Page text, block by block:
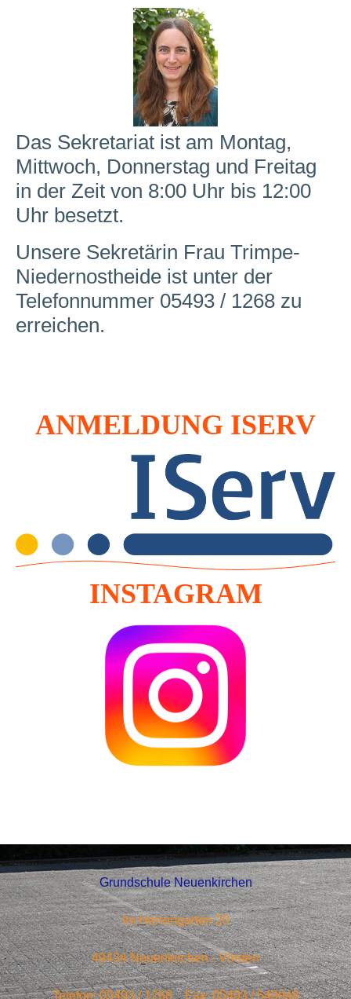
Das Sekretariat ist am Montag,
Mittwoch, Donnerstag und Freitag
in der Zeit von 8:00 Uhr bis 12:00
Uhr besetzt.
Unsere Sekretärin Frau Trimpe-
Niedernostheide ist unter der
Telefonnummer 05493 / 1268 zu
erreichen.
ANMELDUNG ISERV
INSTAGRAM
Grundschule Neuenkirchen
Im Herrengarten 20
49434 Neuenkirchen - Vörden
Telefon: 05493 / 1268 Fax: 05493 / 549948